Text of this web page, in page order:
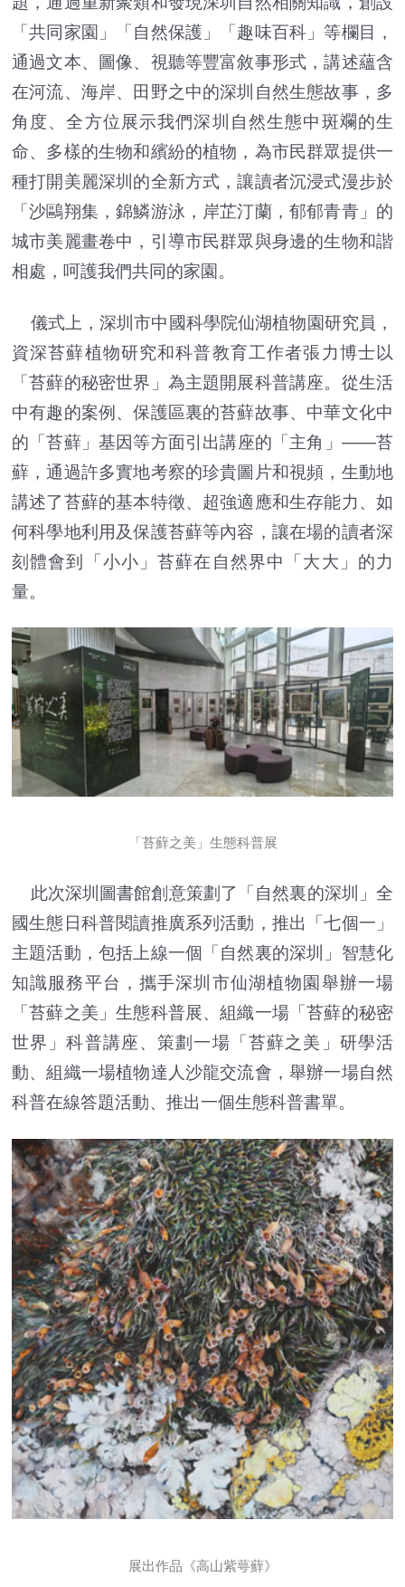
「共同家園」「自然保護」「趣味百科」等欄目，
通過文本、圖像、視聽等豐富敘事形式，講述蘊含
在河流、海岸、田野之中的深圳自然生態故事，多
角度、全方位展示我們深圳自然生態中斑斕的生
命、多樣的生物和繽紛的植物，為市民群眾提供一
種打開美麗深圳的全新方式，讓讀者沉浸式漫步於
「沙鷗翔集，錦鱗游泳，岸芷汀蘭，郁郁青青」的
城市美麗畫卷中，引導市民群眾與身邊的生物和諧
相處，呵護我們共同的家園。
儀式上，深圳市中國科學院仙湖植物園研究員，
資深苔蘚植物研究和科普教育工作者張力博士以
「苔蘚的秘密世界」為主題開展科普講座。從生活
中有趣的案例、保護區裏的苔蘚故事、中華文化中
的「苔蘚」基因等方面引出講座的「主角」——苔
蘚，通過許多實地考察的珍貴圖片和視頻，生動地
講述了苔蘚的基本特徵、超強適應和生存能力、如
何科學地利用及保護苔蘚等內容，讓在場的讀者深
刻體會到「小小」苔蘚在自然界中「大大」的力
量。
「苔蘚之美」生態科普展
此次深圳圖書館創意策劃了「自然裏的深圳」全
國生態日科普閱讀推廣系列活動，推出「七個一」
主題活動，包括上線一個「自然裏的深圳」智慧化
知識服務平台，攜手深圳市仙湖植物園舉辦一場
「苔蘚之美」生態科普展、組織一場「苔蘚的秘密
世界」科普講座、策劃一場「苔蘚之美」研學活
動、組織一場植物達人沙龍交流會，舉辦一場自然
科普在線答題活動、推出一個生態科普書單。
展出作品《高山紫萼蘚》